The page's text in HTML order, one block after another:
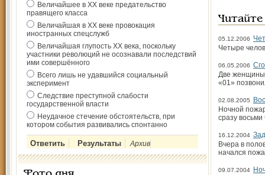
Величайшее в ХХ веке предательство
правящего класса
Величайшая в ХХ веке провокация
иностранных спецслужб
Величайшая глупость ХХ века, поскольку
участники революций не осознавали последствий
ими совершённого
Всего лишь не удавшийся социальный
эксперимент
Следствие преступной слабости
государственной власти
Неудачное стечение обстоятельств, при
котором события развивались спонтанно
Архив
05.12.2006
Четыре
06.05.2006
Две женщины
«01»
02.08.2005
Ночной
сразу восьми
16.12.2004
Вчера в
начался
09.07.2004